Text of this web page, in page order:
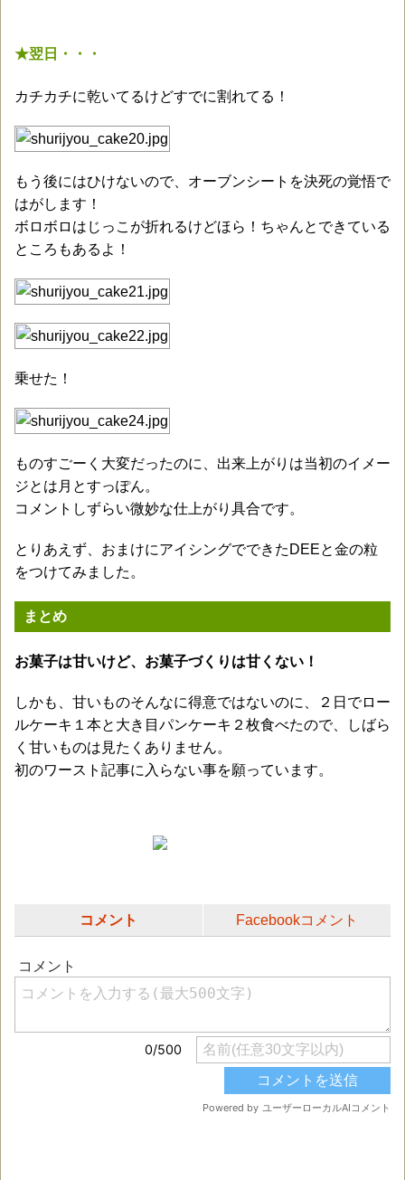
★翌日・・・
カチカチに乾いてるけどすでに割れてる！
もう後にはひけないので、オーブンシートを決死の覚悟で
はがします！
ボロボロはじっこが折れるけどほら！ちゃんとできている
ところもあるよ！
乗せた！
ものすごーく大変だったのに、出来上がりは当初のイメー
ジとは月とすっぽん。
コメントしずらい微妙な仕上がり具合です。
とりあえず、おまけにアイシングでできたDEEと金の粒
をつけてみました。
まとめ
お菓子は甘いけど、お菓子づくりは甘くない！
しかも、甘いものそんなに得意ではないのに、２日でロー
ルケーキ１本と大き目パンケーキ２枚食べたので、しばら
く甘いものは見たくありません。
初のワースト記事に入らない事を願っています。
コメント Facebookコメント